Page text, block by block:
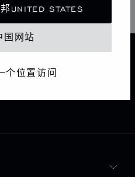
UNITED STATES
国网站
个位置访问
铺 欧洲 法国
PARIS PRINTEMPS
区）